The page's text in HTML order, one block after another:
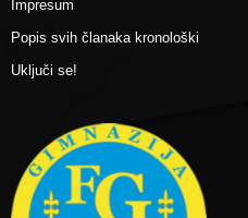
Impresum
Popis svih članaka kronološki
Uključi se!